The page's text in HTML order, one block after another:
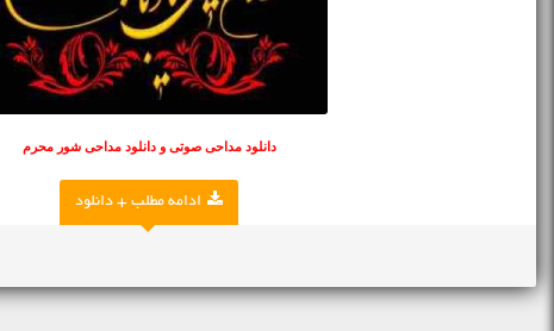
دانلود مداحی صوتی و دانلود مداحی شور محرم
ادامه مطلب + دانلود